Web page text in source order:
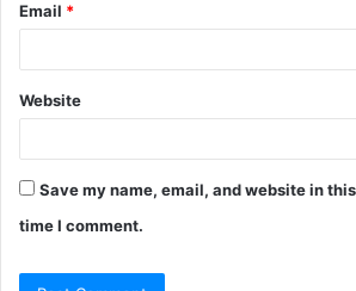
Email *
Website
Save my name, email, and website in
time I comment.